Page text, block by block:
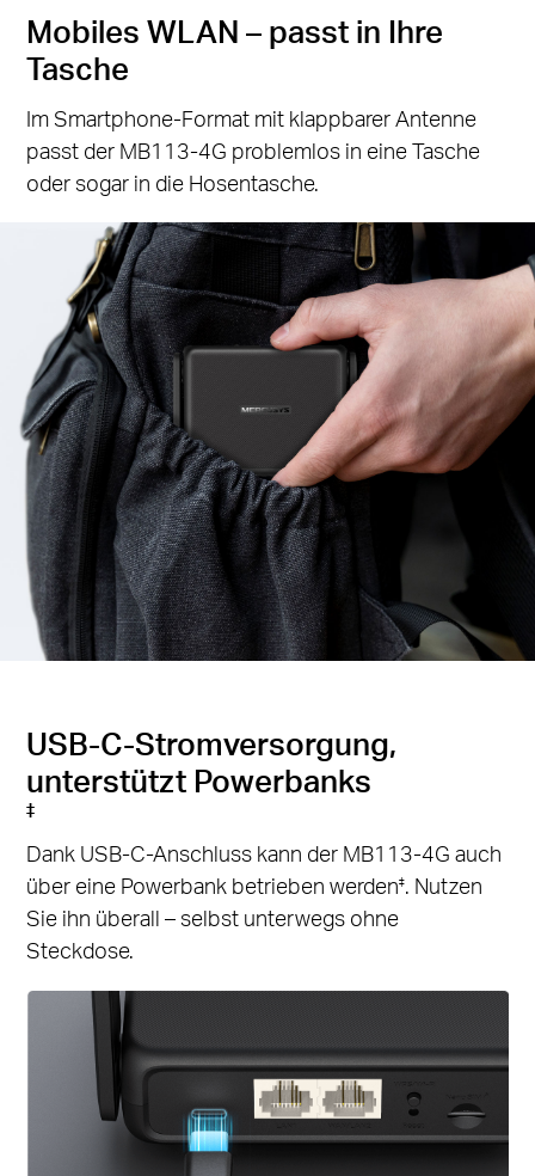
Mobiles WLAN – passt in Ihre
Tasche
Im Smartphone-Format mit klappbarer Antenne
passt der MB113-4G problemlos in eine Tasche
oder sogar in die Hosentasche.
USB-C-Stromversorgung,
unterstützt Powerbanks
‡
Dank USB-C-Anschluss kann der MB113-4G auch
über eine Powerbank betrieben werden‡. Nutzen
Sie ihn überall – selbst unterwegs ohne
Steckdose.